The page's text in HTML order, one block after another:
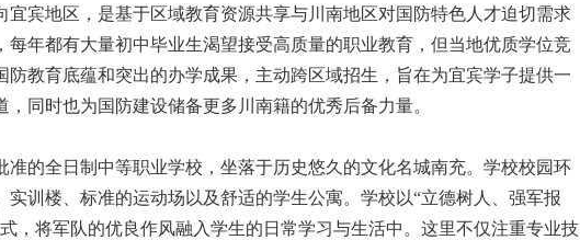
宜宾地区，是基于区域教育资源共享与川南地区对国防特色人才迫切需求
年都有大量初中毕业生渴望接受高质量的职业教育，但当地优质学位竞
教育底蕴和突出的办学成果，主动跨区域招生，旨在为宜宾学子提供一
同时也为国防建设储备更多川南籍的优秀后备力量。
的全日制中等职业学校，坐落于历史悠久的文化名城南充。学校校园环
训楼、标准的运动场以及舒适的学生公寓。学校以“立德树人、强军报
，将军队的优良作风融入学生的日常学习与生活中。这里不仅注重专业技